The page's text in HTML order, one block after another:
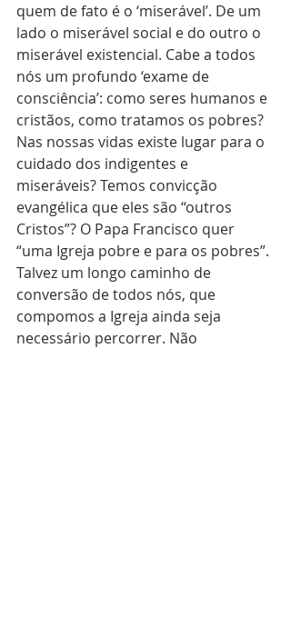
quem de fato é o ‘miserável’. De um
lado o miserável social e do outro o
miserável existencial. Cabe a todos
nós um profundo ‘exame de
consciência’: como seres humanos e
cristãos, como tratamos os pobres?
Nas nossas vidas existe lugar para o
cuidado dos indigentes e
miseráveis? Temos convicção
evangélica que eles são “outros
Cristos”? O Papa Francisco quer
“uma Igreja pobre e para os pobres”.
Talvez um longo caminho de
conversão de todos nós, que
compomos a Igreja ainda seja
necessário percorrer. Não